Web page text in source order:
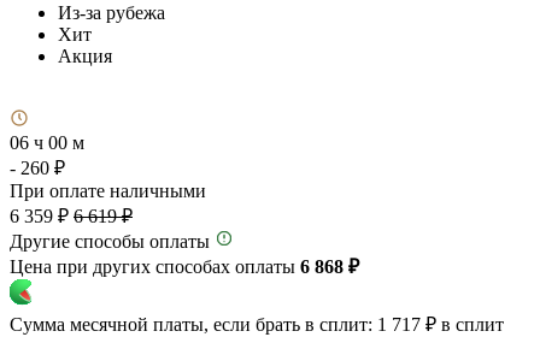
Из-за рубежа
Хит
Акция
06 ч 00 м
- 260 ₽
При оплате наличными
6 359 ₽ 6 619 ₽
Другие способы оплаты
Цена при других способах оплаты 6 868 ₽
Сумма месячной платы, если брать в сплит: 1 717 ₽ в сплит